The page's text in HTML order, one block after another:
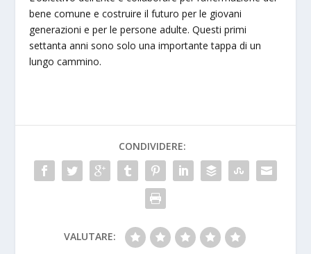
bene comune e costruire il futuro per le giovani
generazioni e per le persone adulte. Questi primi
settanta anni sono solo una importante tappa di un
lungo cammino.
CONDIVIDERE:
VALUTARE: